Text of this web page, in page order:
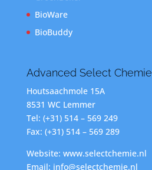
BioWare
BioBuddy
Advanced Select Chemie
Houtsaachmole 15A
8531 WC Lemmer
Tel: (+31) 514 – 569 249
Fax: (+31) 514 – 569 289
Website: www.selectchemie.nl
Email: info@selectchemie.nl